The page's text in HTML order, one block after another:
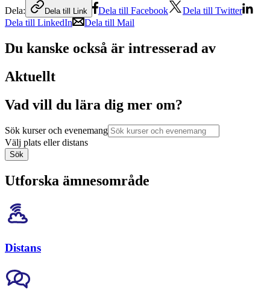
Dela: Dela till Link Dela till Facebook
Dela till Twitter
Dela till LinkedIn
Dela till Mail
Du kanske också är intresserad av
Aktuellt
Vad vill du lära dig mer om?
Sök kurser och evenemang
Välj plats eller distans
Sök
Utforska ämnesområde
Distans